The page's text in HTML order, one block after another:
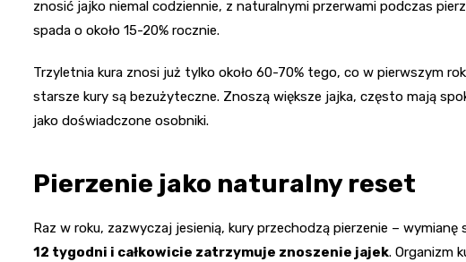
znosić jajko niemal codziennie, z naturalnymi przerwami podczas
spada o około 15-20% rocznie.
Trzyletnia kura znosi już tylko około 60-70% tego, co w pierwszym
starsze kury są bezużyteczne. Znoszą większe jajka, często mają
jako doświadczone osobniki.
Pierzenie jako naturalny reset
Raz w roku, zazwyczaj jesienią, kury przechodzą pierzenie –
12 tygodni i całkowicie zatrzymuje znoszenie jajek. Organizm